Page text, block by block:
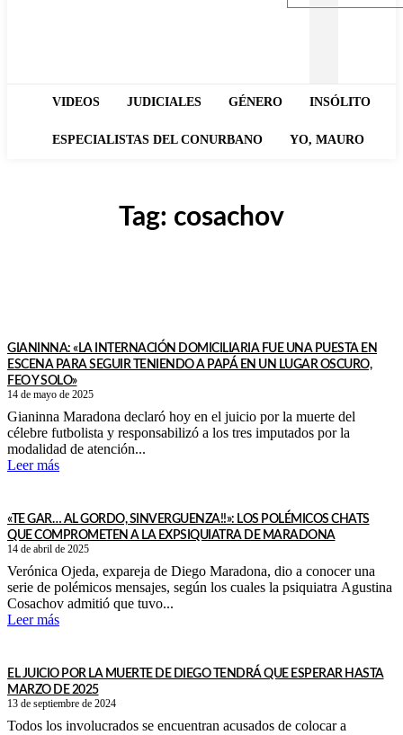
VIDEOS JUDICIALES GÉNERO INSÓLITO
ESPECIALISTAS DEL CONURBANO YO, MAURO
Tag: cosachov
GIANINNA: «LA INTERNACIÓN DOMICILIARIA FUE UNA PUESTA EN
ESCENA PARA SEGUIR TENIENDO A PAPÁ EN UN LUGAR OSCURO,
FEO Y SOLO»
14 de mayo de 2025
Gianinna Maradona declaró hoy en el juicio por la muerte del
célebre futbolista y responsabilizó a los tres imputados por la
modalidad de atención...
Leer más
«TE GAR… AL GORDO, SINVERGUENZA!!»: LOS POLÉMICOS CHATS
QUE COMPROMETEN A LA EXPSIQUIATRA DE MARADONA
14 de abril de 2025
Verónica Ojeda, expareja de Diego Maradona, dio a conocer una
serie de polémicos mensajes, según los cuales la psiquiatra Agustina
Cosachov admitió que tuvo...
Leer más
EL JUICIO POR LA MUERTE DE DIEGO TENDRÁ QUE ESPERAR HASTA
MARZO DE 2025
13 de septiembre de 2024
Todos los involucrados se encuentran acusados de colocar a